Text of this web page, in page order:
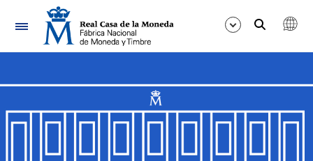
Navegació
Mostra/Amaga